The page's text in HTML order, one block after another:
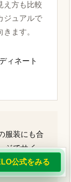
え方も比較
ジュアルで
ます。
ィネート
服装にも合
ジでサイ
ら検討する
公式をみる